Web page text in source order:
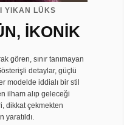
YIKAN LÜKS
İKONİK
gören, sınır tanımayan
detaylar, güçlü
modelde iddialı bir stil
ilham alıp geleceği
dikkat çekmekten